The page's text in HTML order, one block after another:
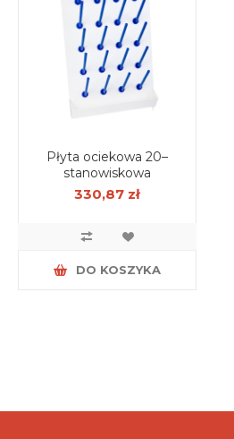
Płyta ociekowa 20–
stanowiskowa
330,87 zł
DO KOSZYKA